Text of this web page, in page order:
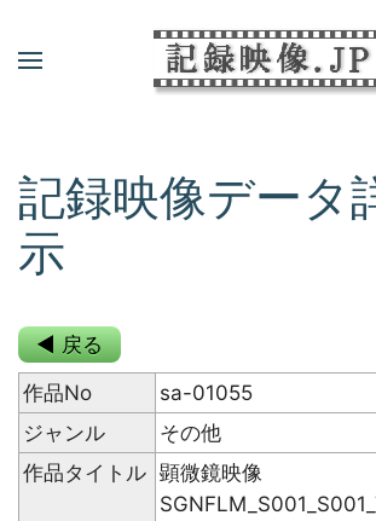
記録映像データ
示
◀ 戻る
作品No
sa-01055
ジャンル
その他
作品タイトル 顕微鏡映像